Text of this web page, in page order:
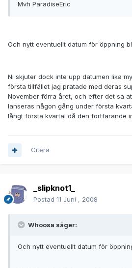
Mvh ParadiseEric
Och nytt eventuellt datum för öppning
Ni skjuter dock inte upp datumen lika
första tillfället jag pratade med deras
November förra året, och efter det sa
lanseras någon gång under första
långt första kvartal då den fortfarande
Citera
_slipknot1_
Postad 11 Juni , 2008
Whoosa säger:
Och nytt eventuellt datum för